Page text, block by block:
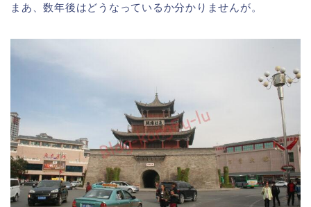
まあ、数年後はどうなっているか分かりませんが。